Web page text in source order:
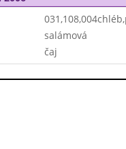
salámová
čaj